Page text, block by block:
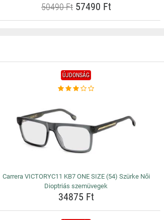
50490 Ft57490 Ft
ÚJDONSÁG
Carrera VICTORYC11 KB7 ONE SIZE (54) Szürke Női
Dioptriás szemüvegek
34875 Ft